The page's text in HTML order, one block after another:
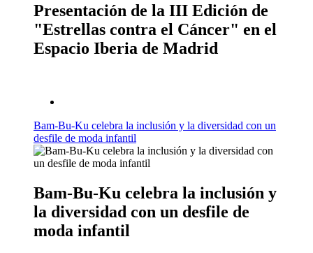
Presentación de la III Edición de
"Estrellas contra el Cáncer" en el
Espacio Iberia de Madrid
Bam-Bu-Ku celebra la inclusión y la diversidad con un
desfile de moda infantil
Bam-Bu-Ku celebra la inclusión y
la diversidad con un desfile de
moda infantil